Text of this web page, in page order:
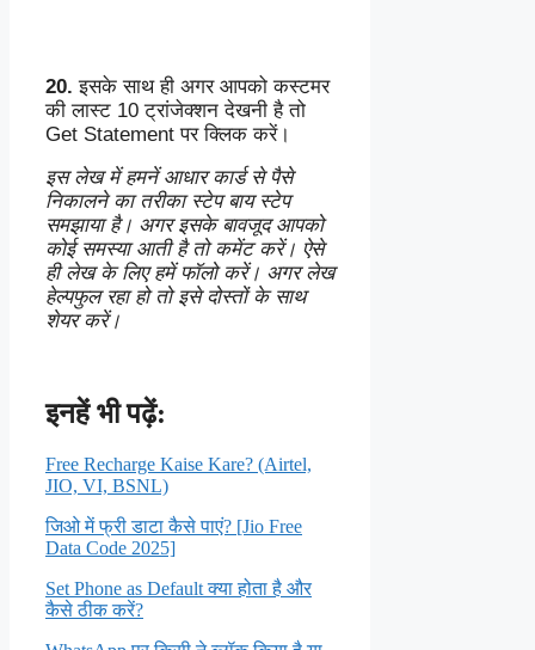
20. इसके साथ ही अगर आपको कस्टमर
की लास्ट 10 ट्रांजेक्शन देखनी है तो
Get Statement पर क्लिक करें।
इस लेख में हमनें आधार कार्ड से पैसे
निकालने का तरीका स्टेप बाय स्टेप
समझाया है। अगर इसके बावजूद आपको
कोई समस्या आती है तो कमेंट करें। ऐसे
ही लेख के लिए हमें फॉलो करें। अगर लेख
हेल्पफुल रहा हो तो इसे दोस्तों के साथ
शेयर करें।
इनहें भी पढ़ें:
Free Recharge Kaise Kare? (Airtel,
JIO, VI, BSNL)
जिओ में फ्री डाटा कैसे पाएं? [Jio Free
Data Code 2025]
Set Phone as Default क्या होता है और
कैसे ठीक करें?